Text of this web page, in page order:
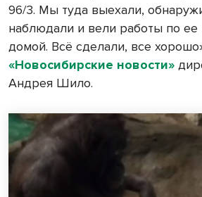
96/3. Мы туда выехали,
наблюдали и вели работы по
домой. Всё сделали, все
«Новосибирские новости»
Андрея Шило.